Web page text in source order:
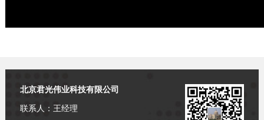
北京君光伟业科技有限公司
联系人：王经理